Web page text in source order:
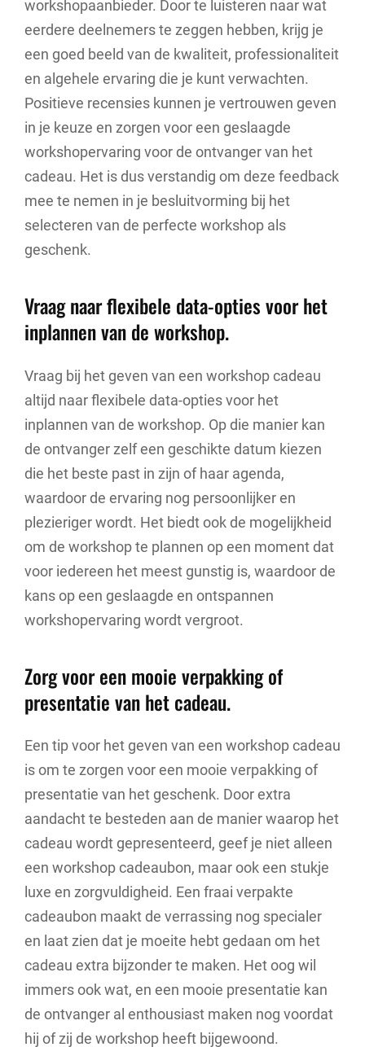
workshopaanbieder. Door te luisteren naar wat
eerdere deelnemers te zeggen hebben, krijg je
een goed beeld van de kwaliteit, professionaliteit
en algehele ervaring die je kunt verwachten.
Positieve recensies kunnen je vertrouwen geven
in je keuze en zorgen voor een geslaagde
workshopervaring voor de ontvanger van het
cadeau. Het is dus verstandig om deze feedback
mee te nemen in je besluitvorming bij het
selecteren van de perfecte workshop als
geschenk.
Vraag naar flexibele data-opties voor het
inplannen van de workshop.
Vraag bij het geven van een workshop cadeau
altijd naar flexibele data-opties voor het
inplannen van de workshop. Op die manier kan
de ontvanger zelf een geschikte datum kiezen
die het beste past in zijn of haar agenda,
waardoor de ervaring nog persoonlijker en
plezieriger wordt. Het biedt ook de mogelijkheid
om de workshop te plannen op een moment dat
voor iedereen het meest gunstig is, waardoor de
kans op een geslaagde en ontspannen
workshopervaring wordt vergroot.
Zorg voor een mooie verpakking of
presentatie van het cadeau.
Een tip voor het geven van een workshop cadeau
is om te zorgen voor een mooie verpakking of
presentatie van het geschenk. Door extra
aandacht te besteden aan de manier waarop het
cadeau wordt gepresenteerd, geef je niet alleen
een workshop cadeaubon, maar ook een stukje
luxe en zorgvuldigheid. Een fraai verpakte
cadeaubon maakt de verrassing nog specialer
en laat zien dat je moeite hebt gedaan om het
cadeau extra bijzonder te maken. Het oog wil
immers ook wat, en een mooie presentatie kan
de ontvanger al enthousiast maken nog voordat
hij of zij de workshop heeft bijgewoond.